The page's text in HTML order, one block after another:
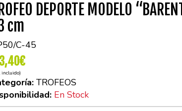
DEPORTE MODELO
cm
C-45
incluido)
TROFEOS
En Stock